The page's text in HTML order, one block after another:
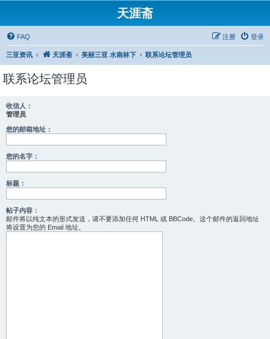
天涯斋
FAQ 登录
注册
三亚资讯 天涯斋 美丽三亚 水南林下 联系论坛管理员
联系论坛管理员
收信人：
管理员
您的邮箱地址：
您的名字：
标题：
帖子内容：
邮件将以纯文本的形式发送，请不要添加任何 HTML 或 BBCode。这个邮件的返回地址
将设置为您的 Email 地址。